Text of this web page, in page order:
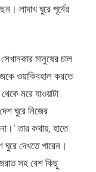
লাদাখ ঘুরে পূর্বের
মানুষের চাল
ওয়াকিবহাল করতে
মরে যাওয়াটা
ঘুরে নিজের
তার কথায়, হাতে
দেখতে পারেন।
সহ বেশ কিছু